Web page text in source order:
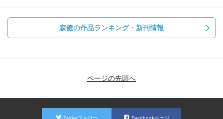
森健の作品ランキング・新刊情報
ページの先頭へ
Twitterフォロー Facebookページ